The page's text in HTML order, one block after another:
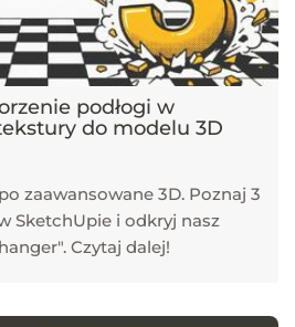
podłogi w
do modelu 3D
zaawansowane 3D. Poznaj 3
SketchUpie i odkryj nasz
Czytaj dalej!